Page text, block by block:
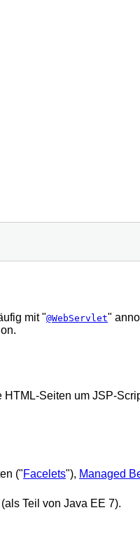
mit "@WebServlet"
Seiten um JSP-
("Facelets"), Managed
Teil von Java EE 7).